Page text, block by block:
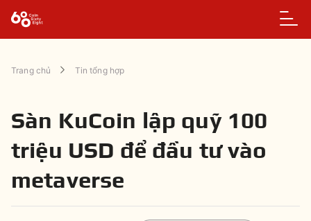
Trang chủ Tin tổng hợp
Sàn KuCoin lập quỹ 100
triệu USD để đầu tư vào
metaverse